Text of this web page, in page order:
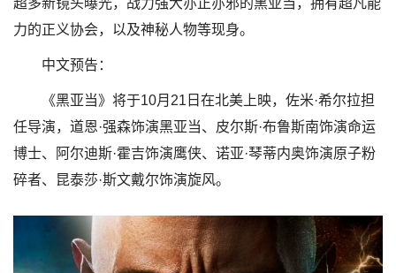
超多新镜头曝光，战力强大亦正亦邪的黑亚当，拥有超凡能
力的正义协会，以及神秘人物等现身。
中文预告：
《黑亚当》将于10月21日在北美上映，佐米·希尔拉担
任导演，道恩·强森饰演黑亚当、皮尔斯·布鲁斯南饰演命运
博士、阿尔迪斯·霍吉饰演鹰侠、诺亚·琴蒂内奥饰演原子粉
碎者、昆泰莎·斯文戴尔饰演旋风。